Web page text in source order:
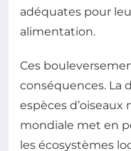
adéquates pour
alimentation.
Ces
conséquences. La
espèces d’oiseaux
mondiale met en
les écosystèmes